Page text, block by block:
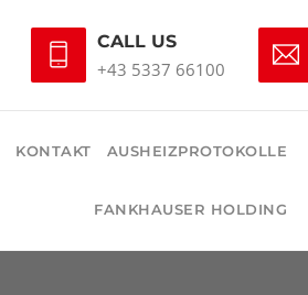
CALL US
+43 5337 66100
KONTAKT AUSHEIZPROTOKOLLE
FANKHAUSER HOLDING